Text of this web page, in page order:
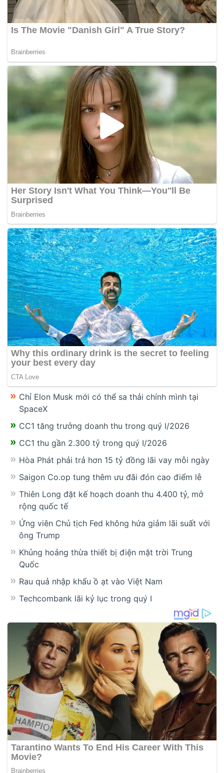
Chỉ Elon Musk mới có thể sa thải chính mình tại
SpaceX
CC1 tăng trưởng doanh thu trong quý I/2026
CC1 thu gần 2.300 tỷ trong quý I/2026
Hòa Phát phải trả hơn 15 tỷ đồng lãi vay mỗi ngày
Saigon Co.op tung thêm ưu đãi đón cao điểm lễ
Thiên Long đặt kế hoạch doanh thu 4.400 tỷ, mở
rộng quốc tế
Ứng viên Chủ tịch Fed không hứa giảm lãi suất với
ông Trump
Khủng hoảng thừa thiết bị điện mặt trời Trung
Quốc
Rau quả nhập khẩu ồ ạt vào Việt Nam
Techcombank lãi kỷ lục trong quý I